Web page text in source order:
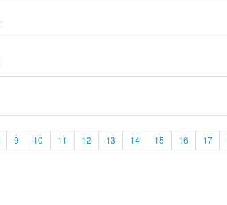
9 10 11 12 13 14 15 16 17